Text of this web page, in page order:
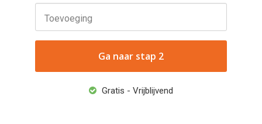
Toevoeging
Gratis - Vrijblijvend